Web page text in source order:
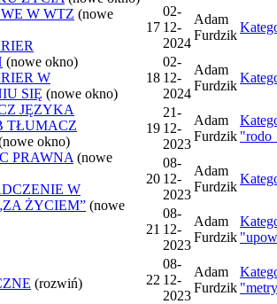
W WTZ (nowe
(nowe okno)
W
SIĘ (nowe okno)
JĘZYKA
TŁUMACZ
okno)
PRAWNA (nowe
W
ŻYCIEM” (nowe
(rozwiń)
17
02-
12-
2024
Adam
Furdzik
18
02-
12-
2024
Adam
Furdzik
19
21-
12-
2023
Adam
Furdzik
20
08-
12-
2023
Adam
Furdzik
21
08-
12-
2023
Adam
Furdzik
22
08-
12-
2023
Adam
Furdzik